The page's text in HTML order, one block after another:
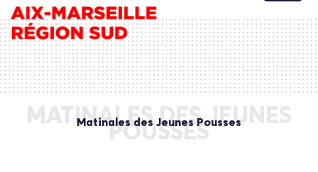
MATINALES DES JEUNES
POUSSES
Matinales des Jeunes Pousses